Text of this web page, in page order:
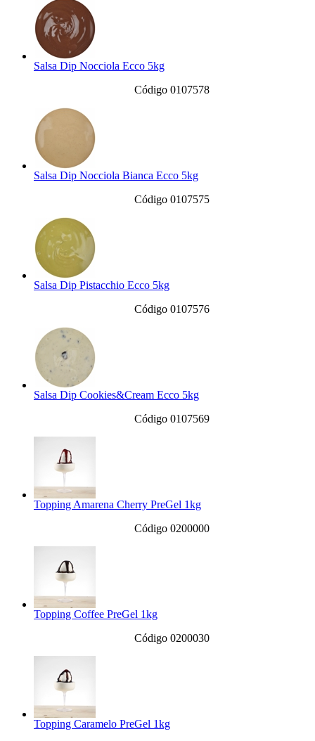
Salsa Dip Nocciola Ecco 5kg
Código 0107578
Salsa Dip Nocciola Bianca Ecco 5kg
Código 0107575
Salsa Dip Pistacchio Ecco 5kg
Código 0107576
Salsa Dip Cookies&Cream Ecco 5kg
Código 0107569
Topping Amarena Cherry PreGel 1kg
Código 0200000
Topping Coffee PreGel 1kg
Código 0200030
Topping Caramelo PreGel 1kg